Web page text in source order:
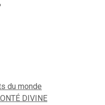
du monde
DIVINE